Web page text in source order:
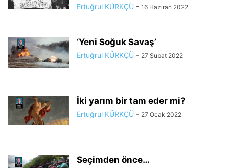
Ertuğrul KÜRKÇÜ - 16 Haziran 2022
‘Yeni Soğuk Savaş’
Ertuğrul KÜRKÇÜ - 27 Şubat 2022
İki yarım bir tam eder mi?
Ertuğrul KÜRKÇÜ - 27 Ocak 2022
Seçimden önce…